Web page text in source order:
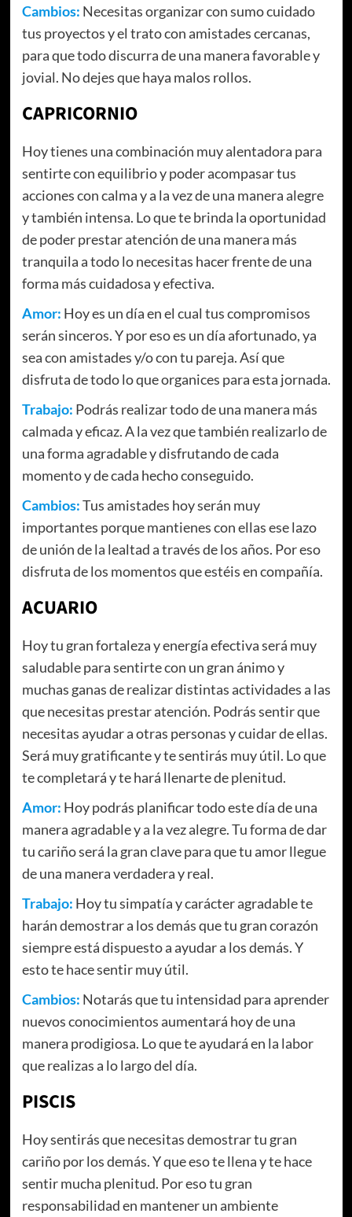
Cambios: Necesitas organizar con sumo cuidado
tus proyectos y el trato con amistades cercanas,
para que todo discurra de una manera favorable y
jovial. No dejes que haya malos rollos.
CAPRICORNIO
Hoy tienes una combinación muy alentadora para
sentirte con equilibrio y poder acompasar tus
acciones con calma y a la vez de una manera alegre
y también intensa. Lo que te brinda la oportunidad
de poder prestar atención de una manera más
tranquila a todo lo necesitas hacer frente de una
forma más cuidadosa y efectiva.
Amor: Hoy es un día en el cual tus compromisos
serán sinceros. Y por eso es un día afortunado, ya
sea con amistades y/o con tu pareja. Así que
disfruta de todo lo que organices para esta jornada.
Trabajo: Podrás realizar todo de una manera más
calmada y eficaz. A la vez que también realizarlo de
una forma agradable y disfrutando de cada
momento y de cada hecho conseguido.
Cambios:Tus amistades hoy serán muy
importantes porque mantienes con ellas ese lazo
de unión de la lealtad a través de los años. Por eso
disfruta de los momentos que estéis en compañía.
ACUARIO
Hoy tu gran fortaleza y energía efectiva será muy
saludable para sentirte con un gran ánimo y
muchas ganas de realizar distintas actividades a las
que necesitas prestar atención. Podrás sentir que
necesitas ayudar a otras personas y cuidar de ellas.
Será muy gratificante y te sentirás muy útil. Lo que
te completará y te hará llenarte de plenitud.
Amor: Hoy podrás planificar todo este día de una
manera agradable y a la vez alegre. Tu forma de dar
tu cariño será la gran clave para que tu amor llegue
de una manera verdadera y real.
Trabajo: Hoy tu simpatía y carácter agradable te
harán demostrar a los demás que tu gran corazón
siempre está dispuesto a ayudar a los demás. Y
esto te hace sentir muy útil.
Cambios: Notarás que tu intensidad para aprender
nuevos conocimientos aumentará hoy de una
manera prodigiosa. Lo que te ayudará en la labor
que realizas a lo largo del día.
PISCIS
Hoy sentirás que necesitas demostrar tu gran
cariño por los demás. Y que eso te llena y te hace
sentir mucha plenitud. Por eso tu gran
responsabilidad en mantener un ambiente